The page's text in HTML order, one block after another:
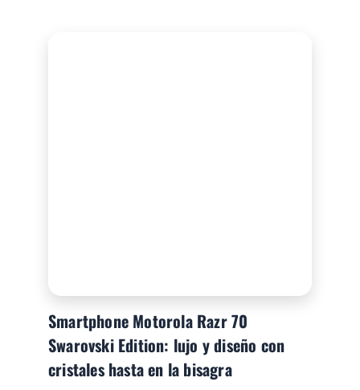
Smartphone Motorola Razr 70
Swarovski Edition: lujo y diseño con
cristales hasta en la bisagra